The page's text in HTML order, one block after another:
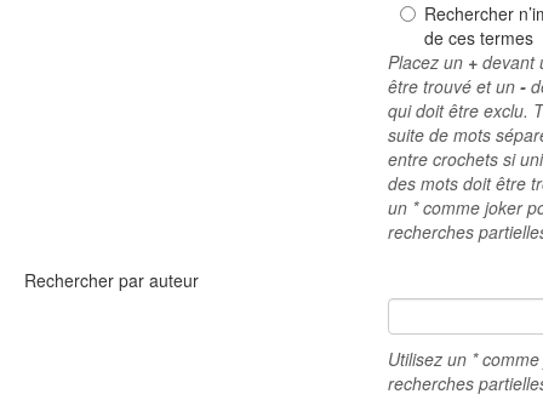
Rechercher
de ces termes
Placez un + devant
être trouvé et un -
qui doit être exclu.
suite de mots
entre crochets si
des mots doit être
un * comme joker
recherches
Rechercher par auteur
Utilisez un *
recherches